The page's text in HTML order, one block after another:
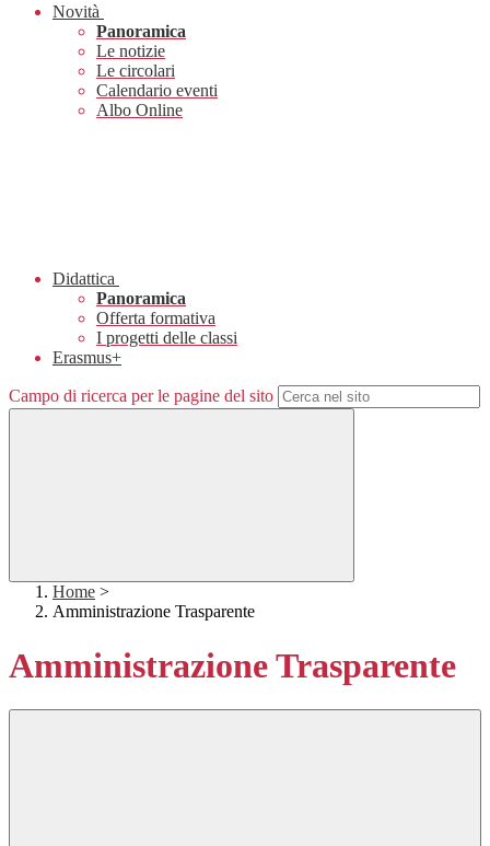
Novità
Panoramica
Le notizie
Le circolari
Calendario eventi
Albo Online
Didattica
Panoramica
Offerta formativa
I progetti delle classi
Erasmus+
Campo di ricerca per le pagine del sito
Home >
Amministrazione Trasparente
Amministrazione Trasparente